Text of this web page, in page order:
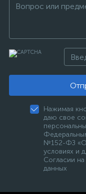
Нажимая
даю свое
№152-ФЗ «О
условиях и
Согласии
данных